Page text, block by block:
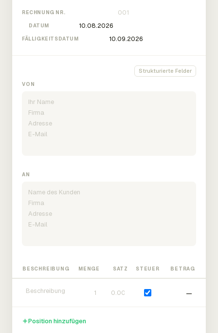
RECHNUNG NR.
DATUM
FÄLLIGKEITSDATUM
Strukturierte Felder
VON
AN
BESCHREIBUNG MENGE SATZ STEUER BETRAG
—
Position hinzufügen